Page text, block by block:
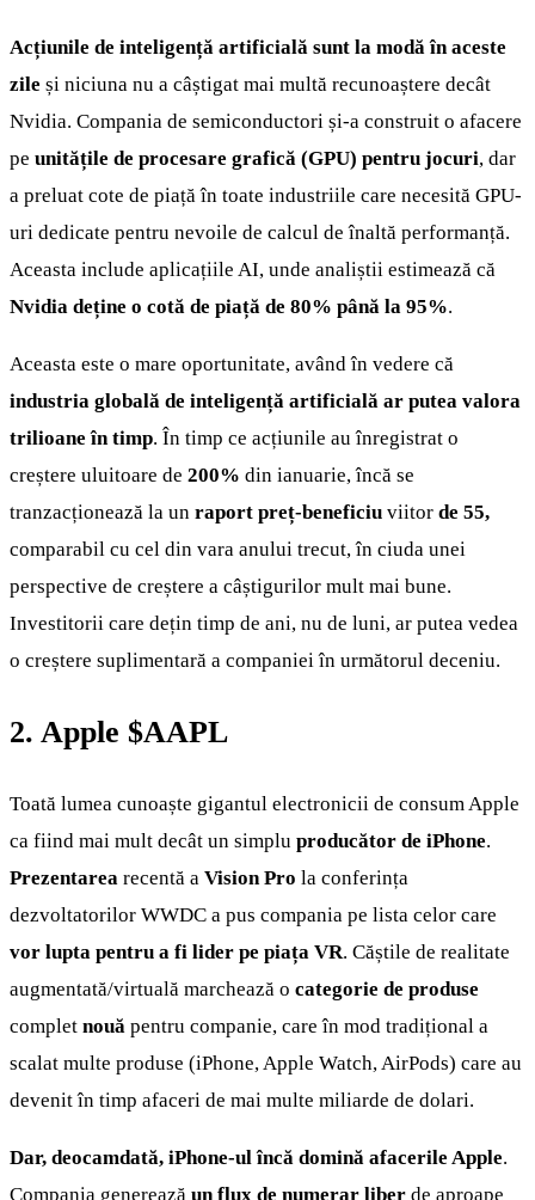
Acțiunile de inteligență artificială sunt la modă în aceste
zile și niciuna nu a câștigat mai multă recunoaștere decât
Nvidia. Compania de semiconductori și-a construit o afacere
pe unitățile de procesare grafică (GPU) pentru jocuri, dar
a preluat cote de piață în toate industriile care necesită GPU-
uri dedicate pentru nevoile de calcul de înaltă performanță.
Aceasta include aplicațiile AI, unde analiștii estimează că
Nvidia deține o cotă de piață de 80% până la 95%.
Aceasta este o mare oportunitate, având în vedere că
industria globală de inteligență artificială ar putea valora
trilioane în timp. În timp ce acțiunile au înregistrat o
creștere uluitoare de 200% din ianuarie, încă se
tranzacționează la un raport preț-beneficiu viitor de 55,
comparabil cu cel din vara anului trecut, în ciuda unei
perspective de creștere a câștigurilor mult mai bune.
Investitorii care dețin timp de ani, nu de luni, ar putea vedea
o creștere suplimentară a companiei în următorul deceniu.
2. Apple $AAPL
Toată lumea cunoaște gigantul electronicii de consum Apple
ca fiind mai mult decât un simplu producător de iPhone.
Prezentarea recentă a Vision Pro la conferința
dezvoltatorilor WWDC a pus compania pe lista celor care
vor lupta pentru a fi lider pe piața VR. Căștile de realitate
augmentată/virtuală marchează o categorie de produse
complet nouă pentru companie, care în mod tradițional a
scalat multe produse (iPhone, Apple Watch, AirPods) care au
devenit în timp afaceri de mai multe miliarde de dolari.
Dar, deocamdată, iPhone-ul încă domină afacerile Apple.
Compania generează un flux de numerar liber de aproape